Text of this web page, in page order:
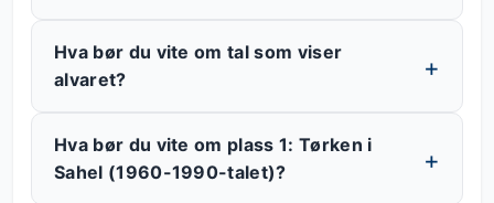
Hva bør du vite om tal som viser
alvaret?
Hva bør du vite om plass 1: Tørken i
Sahel (1960-1990-talet)?